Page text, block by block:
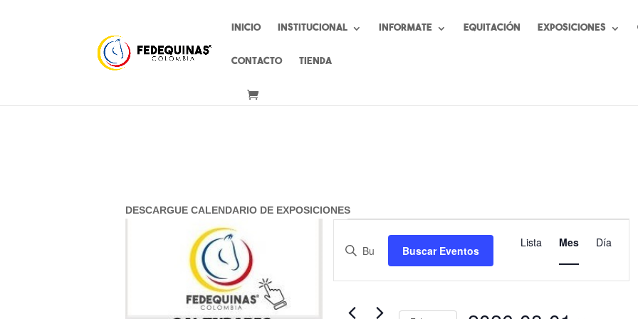
Inicio Institucional Informate Equitación Exposiciones
Contacto Tienda
DESCARGUE CALENDARIO DE EXPOSICIONES
de
búsqueda
y
vistas
Introduce
Busca
Buscar Eventos
de
Lista Mes Día